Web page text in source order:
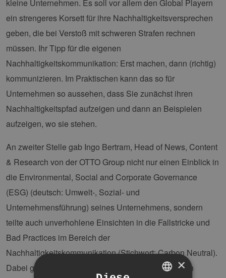
kleine Unternehmen. Es soll vor allem den Global Playern
ein strengeres Korsett für ihre Nachhaltigkeitsversprechen
geben, die bei Verstoß mit schweren Strafen rechnen
müssen. Ihr Tipp für die eigenen
Nachhaltigkeitskommunikation: Erst machen, dann (richtig)
kommunizieren. Im Praktischen kann das so für
Unternehmen so aussehen, dass Sie zunächst ihren
Nachhaltigkeitspfad aufzeigen und dann an Beispielen
aufzeigen, wo sie stehen.
An zweiter Stelle gab Ingo Bertram, Head of News, Content
& Research von der OTTO Group nicht nur einen Einblick in
die Environmental, Social and Corporate Governance
(ESG) (deutsch: Umwelt-, Sozial- und
Unternehmensführung) seines Unternehmens, sondern
teilte auch unverhohlene Einsichten in die Fallstricke und
Bad Practices im Bereich der
Nachhaltigkeitskommunikation (Stichwort: Carbon Neutral).
Dabei ging er auch auf die Gratwanderung zwischen
×